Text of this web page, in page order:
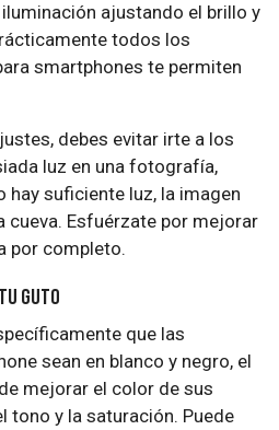
ajustando el brillo y
todos los
smartphones te permiten
debes evitar irte a los
luz en una fotografía,
hay suficiente luz, la imagen
cueva. Esfuérzate por mejorar
por completo.
guto
que las
sean en blanco y negro, el
mejorar el color de sus
y la saturación. Puede